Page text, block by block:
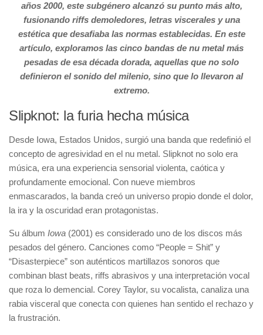
años 2000, este subgénero alcanzó su punto más alto,
fusionando riffs demoledores, letras viscerales y una
estética que desafiaba las normas establecidas. En este
artículo, exploramos las cinco bandas de nu metal más
pesadas de esa década dorada, aquellas que no solo
definieron el sonido del milenio, sino que lo llevaron al
extremo.
Slipknot: la furia hecha música
Desde Iowa, Estados Unidos, surgió una banda que redefinió el
concepto de agresividad en el nu metal. Slipknot no solo era
música, era una experiencia sensorial violenta, caótica y
profundamente emocional. Con nueve miembros
enmascarados, la banda creó un universo propio donde el dolor,
la ira y la oscuridad eran protagonistas.
Su álbum Iowa (2001) es considerado uno de los discos más
pesados del género. Canciones como “People = Shit” y
“Disasterpiece” son auténticos martillazos sonoros que
combinan blast beats, riffs abrasivos y una interpretación vocal
que roza lo demencial. Corey Taylor, su vocalista, canaliza una
rabia visceral que conecta con quienes han sentido el rechazo y
la frustración.